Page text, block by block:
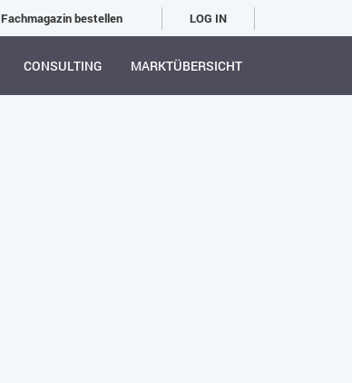
Fachmagazin bestellen LOG IN
CONSULTING MARKTÜBERSICHT